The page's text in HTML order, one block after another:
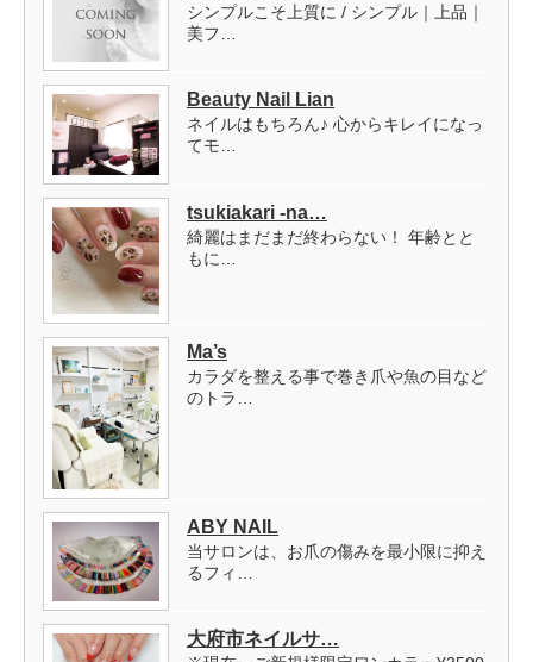
シンプルこそ上質に / シンプル｜上品｜
美フ…
Beauty Nail Lian
ネイルはもちろん♪ 心からキレイになっ
てモ…
tsukiakari -na…
綺麗はまだまだ終わらない！ 年齢とと
もに…
Ma’s
カラダを整える事で巻き爪や魚の目など
のトラ…
ABY NAIL
当サロンは、お爪の傷みを最小限に抑え
るフィ…
大府市ネイルサ…